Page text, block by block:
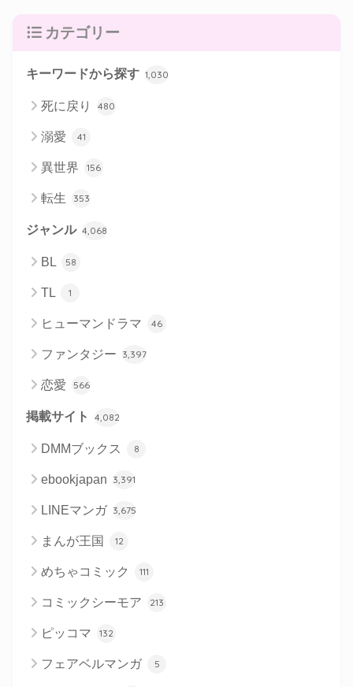
カテゴリー
キーワードから探す 1,030
死に戻り 480
溺愛 41
異世界 156
転生 353
ジャンル 4,068
BL 58
TL 1
ヒューマンドラマ 46
ファンタジー 3,397
恋愛 566
掲載サイト 4,082
DMMブックス 8
ebookjapan 3,391
LINEマンガ 3,675
まんが王国 12
めちゃコミック 111
コミックシーモア 213
ピッコマ 132
フェアベルマンガ 5